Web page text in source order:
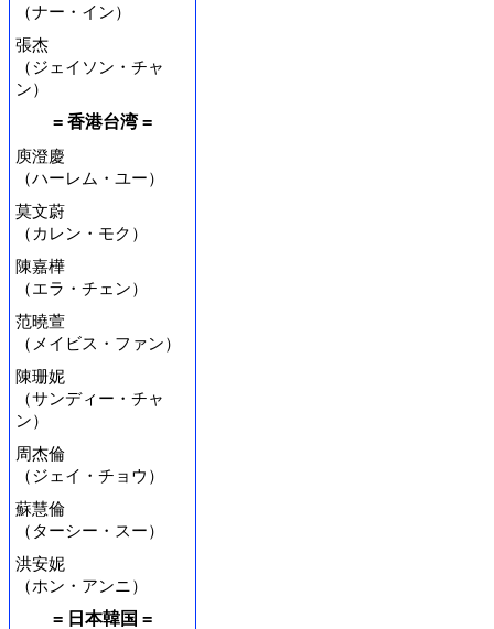
（ナー・イン）
張杰
（ジェイソン・チャ
ン）
= 香港台湾 =
庾澄慶
（ハーレム・ユー）
莫文蔚
（カレン・モク）
陳嘉樺
（エラ・チェン）
范曉萱
（メイビス・ファン）
陳珊妮
（サンディー・チャ
ン）
周杰倫
（ジェイ・チョウ）
蘇慧倫
（ターシー・スー）
洪安妮
（ホン・アンニ）
= 日本韓国 =